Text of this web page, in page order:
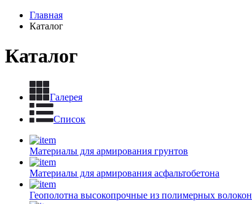
Главная
Каталог
Каталог
Галерея
Список
Материалы для армирования грунтов
Материалы для армирования асфальтобетона
Геополотна высокопрочные из полимерных волокон